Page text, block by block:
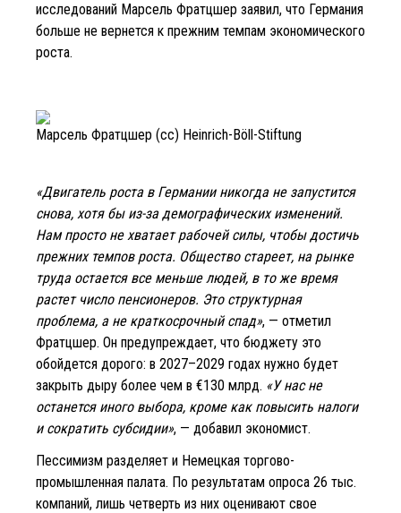
исследований Марсель Фратцшер заявил, что Германия
больше не вернется к прежним темпам экономического
роста.
Марсель Фратцшер (cc) Heinrich-Böll-Stiftung
«Двигатель роста в Германии никогда не запустится
снова, хотя бы из-за демографических изменений.
Нам просто не хватает рабочей силы, чтобы достичь
прежних темпов роста. Общество стареет, на рынке
труда остается все меньше людей, в то же время
растет число пенсионеров. Это структурная
проблема, а не краткосрочный спад», — отметил
Фратцшер. Он предупреждает, что бюджету это
обойдется дорого: в 2027–2029 годах нужно будет
закрыть дыру более чем в €130 млрд. «У нас не
останется иного выбора, кроме как повысить налоги
и сократить субсидии», — добавил экономист.
Пессимизм разделяет и Немецкая торгово-
промышленная палата. По результатам опроса 26 тыс.
компаний, лишь четверть из них оценивают свое